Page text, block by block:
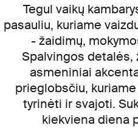
Tegul vaikų
pasauliu, kuriame
- žaidimų,
Spalvingos
asmeniniai
prieglobsčiu,
tyrinėti ir svajoti.
kiekviena diena